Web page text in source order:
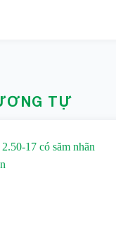
– Đài Loan,
độ bám đường tốt.
TỰ